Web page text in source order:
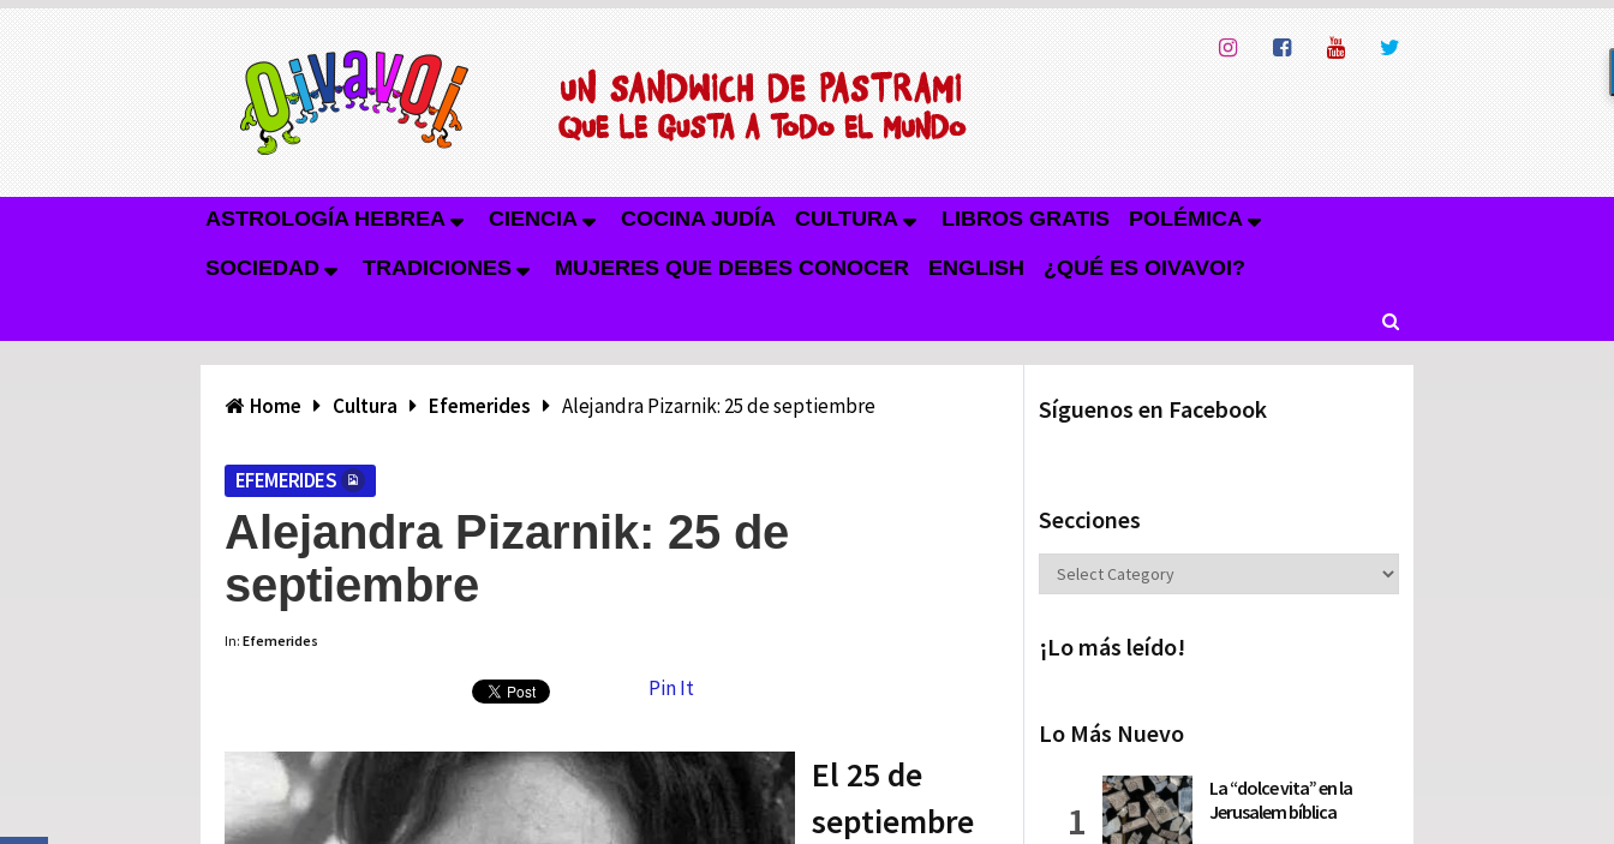
ASTROLOGÍA HEBREA CIENCIA COCINA JUDÍA CULTURA LIBROS GRATIS POLÉMICA
SOCIEDAD TRADICIONES MUJERES QUE DEBES CONOCER ENGLISH ¿QUÉ ES OIVAVOI?
Home Cultura Efemerides Alejandra Pizarnik: 25 de septiembre
EFEMERIDES
Alejandra Pizarnik: 25 de
septiembre
In: Efemerides
Pin It
El 25 de
septiembre
Síguenos en Facebook
Secciones
Secciones
¡Lo más leído!
Lo Más Nuevo
La “dolce vita” en la
Jerusalem bíblica